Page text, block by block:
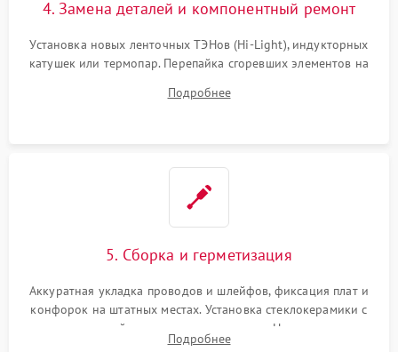
4. Замена деталей и компонентный ремонт
Установка новых ленточных ТЭНов (Hi-Light), индукторных
катушек или термопар. Перепайка сгоревших элементов на
дорожек. Очистка контактов и замена поврежденной
Подробнее
5. Сборка и герметизация
Аккуратная укладка проводов и шлейфов, фиксация плат и
конфорок на штатных местах. Установка стеклокерамики с
проверкой равномерности зазоров. Нанесение
термостойкого герметика или укладка уплотнительной
Подробнее